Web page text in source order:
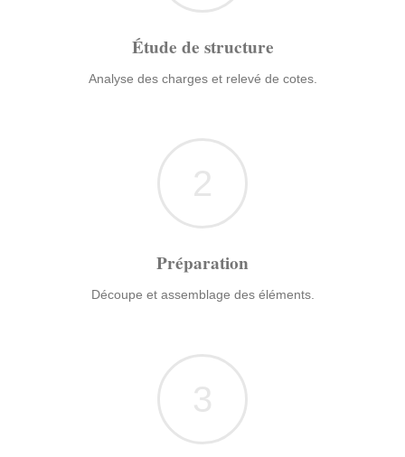
Étude de structure
Analyse des charges et relevé de cotes.
2
Préparation
Découpe et assemblage des éléments.
3